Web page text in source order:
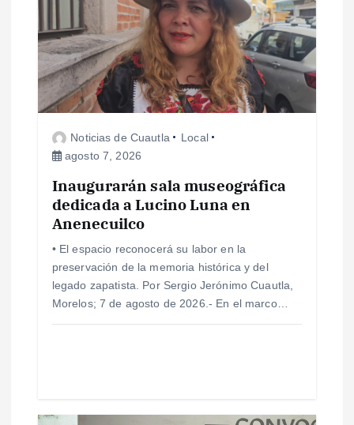
n
d
e
s
Noticias de Cuautla
Local
agosto 7, 2026
Inaugurarán sala museográfica
dedicada a Lucino Luna en
Anenecuilco
• El espacio reconocerá su labor en la
preservación de la memoria histórica y del
legado zapatista. Por Sergio Jerónimo Cuautla,
Morelos; 7 de agosto de 2026.- En el marco…